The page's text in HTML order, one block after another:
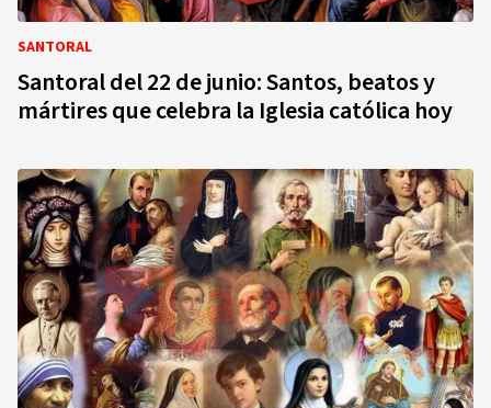
SANTORAL
Santoral del 22 de junio: Santos, beatos y
mártires que celebra la Iglesia católica hoy